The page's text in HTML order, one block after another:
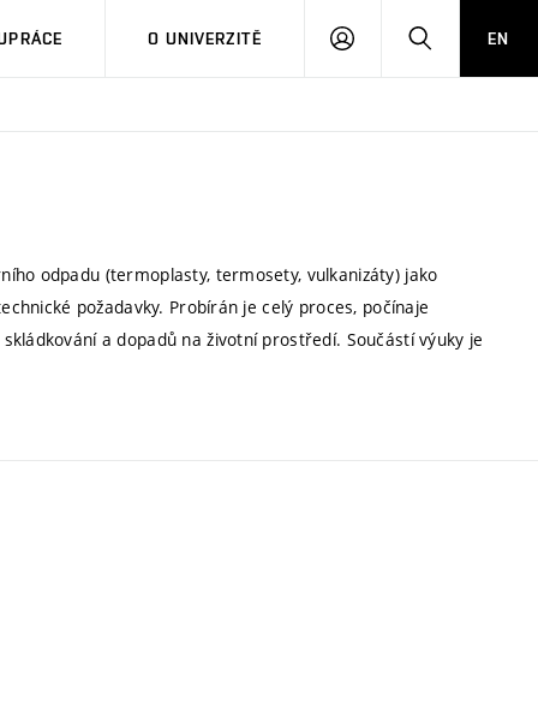
O UNIVERZITĚ
PŘIHLÁSIT HLEDATEN
odpadu (termoplasty, termosety, vulkanizáty) jako
požadavky. Probírán je celý proces, počínaje
a dopadů na životní prostředí. Součástí výuky je